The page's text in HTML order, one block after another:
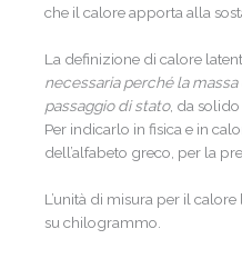
che il calore apporta alla
La definizione di calore
necessaria perché la
passaggio di stato, da
Per indicarlo in fisica e in
dell’alfabeto greco, per la
L’unità di misura per il calore
su chilogrammo.